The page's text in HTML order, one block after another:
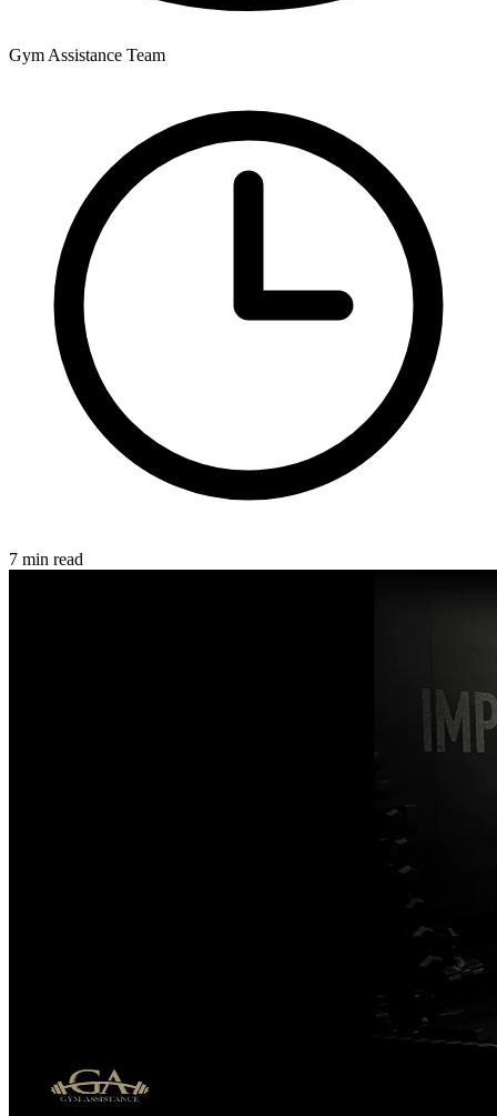
Gym Assistance Team
7 min read